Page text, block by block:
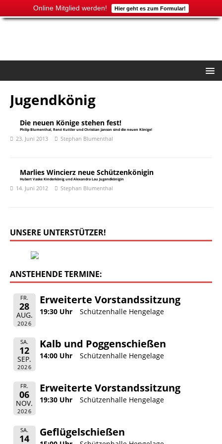
Online Mitglied werden! Hier geht es zum Formular!
Jugendkönig
Die neuen Könige stehen fest!
Philip Blumenthal, René Kuttler und Christian Janson sind die neuen Könige!
23. Juni 2013 Stephan Blumenthal
Marlies Wincierz neue Schützenkönigin
Hubert Vaske Kinderkönig und Alexandra Lau Jugendkönigin
14. Juni 2012 Stephan Blumenthal
UNSERE UNTERSTÜTZER!
ANSTEHENDE TERMINE:
FR.
28
AUG.
2026
Erweiterte Vorstandssitzung
19:30 Uhr Schützenhalle Hengelage
SA.
12
SEP.
2026
Kalb und Poggenschießen
14:00 Uhr Schützenhalle Hengelage
FR.
06
NOV.
2026
Erweiterte Vorstandssitzung
19:30 Uhr Schützenhalle Hengelage
SA.
14 Geflügelschießen